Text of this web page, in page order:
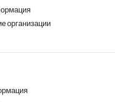
организации